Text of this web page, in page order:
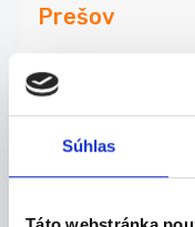
Súhlas
Prešov